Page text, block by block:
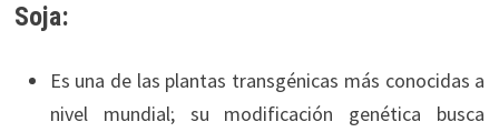
Soja:
Es una de las plantas transgénicas más conocidas a
nivel mundial; su modificación genética busca